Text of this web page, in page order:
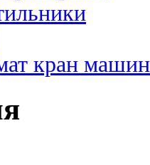
кран